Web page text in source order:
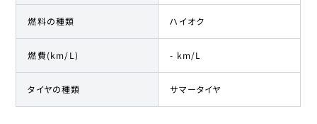
燃料の種類 ハイオク
燃費(km/L) - km/L
タイヤの種類 サマータイヤ